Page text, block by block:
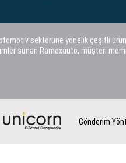
sektörüne yönelik çeşitli
sunan Ramexauto, müşteri
Gönderim